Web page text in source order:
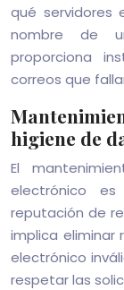
qué servidores
nombre de
proporciona
correos que
higiene de
El
electrónico
reputación de
implica eliminar
electrónico
respetar las